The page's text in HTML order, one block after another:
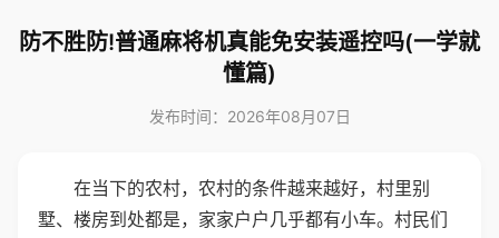
防不胜防!普通麻将机真能免安装遥控吗(一学就
懂篇)
发布时间：2026年08月07日
在当下的农村，农村的条件越来越好，村里别
墅、楼房到处都是，家家户户几乎都有小车。村民们